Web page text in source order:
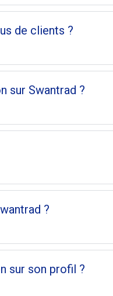
de clients ?
sur Swantrad ?
?
sur son profil ?